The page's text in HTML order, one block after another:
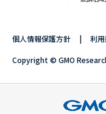
個人情報保護方針 利
Copyright © GMO